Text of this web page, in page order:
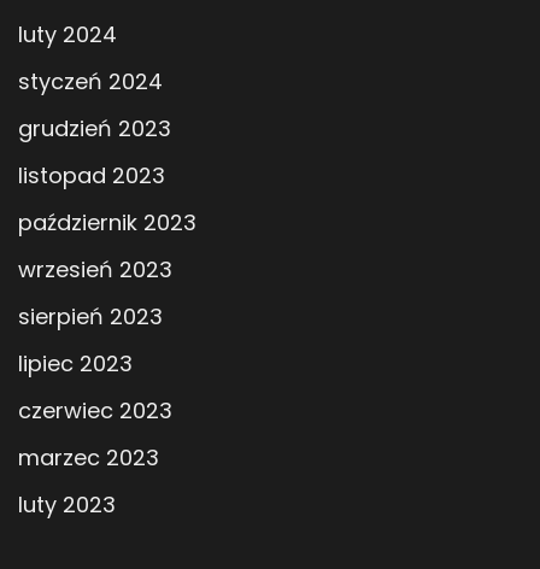
luty 2024
styczeń 2024
grudzień 2023
listopad 2023
październik 2023
wrzesień 2023
sierpień 2023
lipiec 2023
czerwiec 2023
marzec 2023
luty 2023